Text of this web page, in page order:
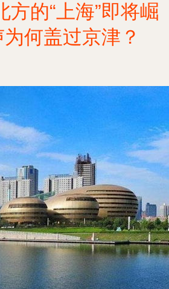
方的“上海”即将崛
何盖过京津？